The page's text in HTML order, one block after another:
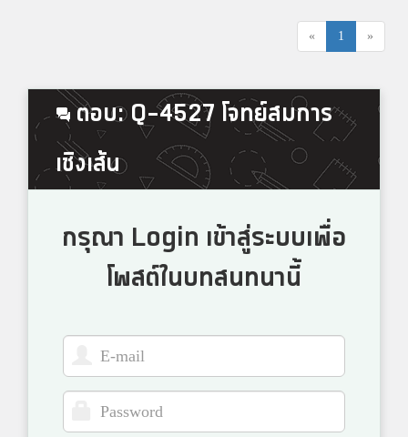
« 1 »
ตอบ: Q-4527 โจทย์สมการ
เชิงเส้น
กรุณา Login เข้าสู่ระบบเพื่อ
โพสต์ในบทสนทนานี้